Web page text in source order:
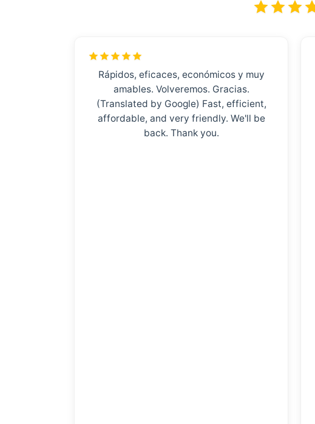
Rápidos, eficaces, económicos y muy
amables. Volveremos. Gracias.
(Translated by Google) Fast, efficient,
affordable, and very friendly. We'll be
back. Thank you.